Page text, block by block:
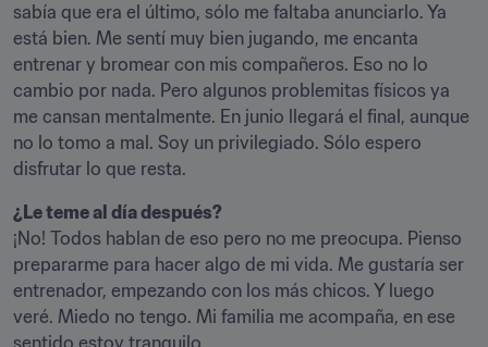
sabía que era el último, sólo me faltaba anunciarlo. Ya
está bien. Me sentí muy bien jugando, me encanta
entrenar y bromear con mis compañeros. Eso no lo
cambio por nada. Pero algunos problemitas físicos ya
me cansan mentalmente. En junio llegará el final, aunque
no lo tomo a mal. Soy un privilegiado. Sólo espero
disfrutar lo que resta.
¿Le teme al día después?
¡No! Todos hablan de eso pero no me preocupa. Pienso
prepararme para hacer algo de mi vida. Me gustaría ser
entrenador, empezando con los más chicos. Y luego
veré. Miedo no tengo. Mi familia me acompaña, en ese
sentido estoy tranquilo.